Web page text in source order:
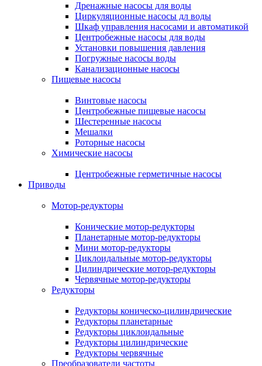
Дренажные насосы для воды
Циркуляционные насосы дл воды
Шкаф управления насосами и автоматикой
Центробежные насосы для воды
Установки повышения давления
Погружные насосы воды
Канализационные насосы
Пищевые насосы
Винтовые насосы
Центробежные пищевые насосы
Шестеренные насосы
Мешалки
Роторные насосы
Химические насосы
Центробежные герметичные насосы
Приводы
Мотор-редукторы
Конические мотор-редукторы
Планетарные мотор-редукторы
Мини мотор-редукторы
Циклоидальные мотор-редукторы
Цилиндрические мотор-редукторы
Червячные мотор-редукторы
Редукторы
Редукторы коническо-цилиндрические
Редукторы планетарные
Редукторы циклоидальные
Редукторы цилиндрические
Редукторы червячные
Преобразователи частоты